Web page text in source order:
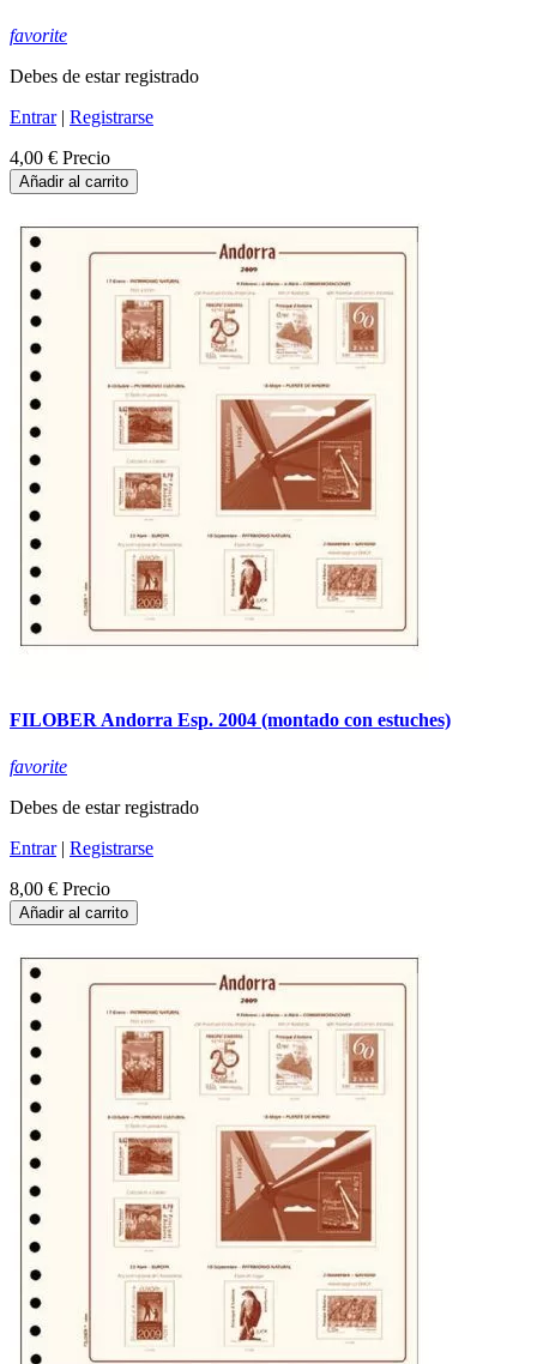
favorite
Debes de estar registrado
Entrar| Registrarse
4,00 € Precio
Añadir al carrito
FILOBER Andorra Esp. 2004 (montado con estuches)
favorite
Debes de estar registrado
Entrar| Registrarse
8,00 € Precio
Añadir al carrito